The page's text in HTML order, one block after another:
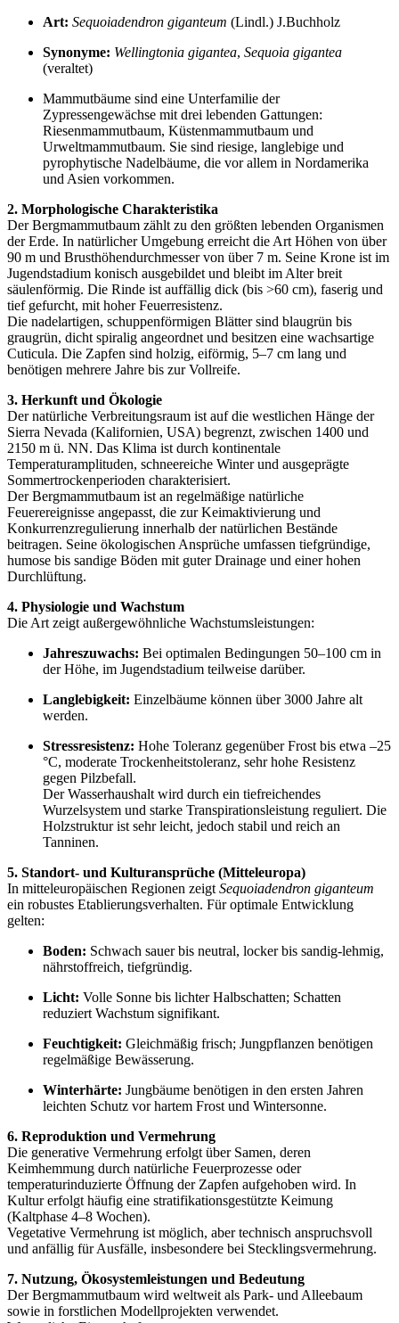
Art: Sequoiadendron giganteum (Lindl.) J.Buchholz
Synonyme: Wellingtonia gigantea, Sequoia gigantea
(veraltet)
Mammutbäume sind eine Unterfamilie der
Zypressengewächse mit drei lebenden Gattungen:
Riesenmammutbaum, Küstenmammutbaum und
Urweltmammutbaum. Sie sind riesige, langlebige und
pyrophytische Nadelbäume, die vor allem in Nordamerika
und Asien vorkommen.
2. Morphologische Charakteristika
Der Bergmammutbaum zählt zu den größten lebenden Organismen
der Erde. In natürlicher Umgebung erreicht die Art Höhen von über
90 m und Brusthöhendurchmesser von über 7 m. Seine Krone ist im
Jugendstadium konisch ausgebildet und bleibt im Alter breit
säulenförmig. Die Rinde ist auffällig dick (bis >60 cm), faserig und
tief gefurcht, mit hoher Feuerresistenz.
Die nadelartigen, schuppenförmigen Blätter sind blaugrün bis
graugrün, dicht spiralig angeordnet und besitzen eine wachsartige
Cuticula. Die Zapfen sind holzig, eiförmig, 5–7 cm lang und
benötigen mehrere Jahre bis zur Vollreife.
3. Herkunft und Ökologie
Der natürliche Verbreitungsraum ist auf die westlichen Hänge der
Sierra Nevada (Kalifornien, USA) begrenzt, zwischen 1400 und
2150 m ü. NN. Das Klima ist durch kontinentale
Temperaturamplituden, schneereiche Winter und ausgeprägte
Sommertrockenperioden charakterisiert.
Der Bergmammutbaum ist an regelmäßige natürliche
Feuerereignisse angepasst, die zur Keimaktivierung und
Konkurrenzregulierung innerhalb der natürlichen Bestände
beitragen. Seine ökologischen Ansprüche umfassen tiefgründige,
humose bis sandige Böden mit guter Drainage und einer hohen
Durchlüftung.
4. Physiologie und Wachstum
Die Art zeigt außergewöhnliche Wachstumsleistungen:
Jahreszuwachs: Bei optimalen Bedingungen 50–100 cm in
der Höhe, im Jugendstadium teilweise darüber.
Langlebigkeit: Einzelbäume können über 3000 Jahre alt
werden.
Stressresistenz: Hohe Toleranz gegenüber Frost bis etwa –25
°C, moderate Trockenheitstoleranz, sehr hohe Resistenz
gegen Pilzbefall.
Der Wasserhaushalt wird durch ein tiefreichendes
Wurzelsystem und starke Transpirationsleistung reguliert. Die
Holzstruktur ist sehr leicht, jedoch stabil und reich an
Tanninen.
5. Standort- und Kulturansprüche (Mitteleuropa)
In mitteleuropäischen Regionen zeigt Sequoiadendron giganteum
ein robustes Etablierungsverhalten. Für optimale Entwicklung
gelten:
Boden: Schwach sauer bis neutral, locker bis sandig-lehmig,
nährstoffreich, tiefgründig.
Licht: Volle Sonne bis lichter Halbschatten; Schatten
reduziert Wachstum signifikant.
Feuchtigkeit: Gleichmäßig frisch; Jungpflanzen benötigen
regelmäßige Bewässerung.
Winterhärte: Jungbäume benötigen in den ersten Jahren
leichten Schutz vor hartem Frost und Wintersonne.
6. Reproduktion und Vermehrung
Die generative Vermehrung erfolgt über Samen, deren
Keimhemmung durch natürliche Feuerprozesse oder
temperaturinduzierte Öffnung der Zapfen aufgehoben wird. In
Kultur erfolgt häufig eine stratifikationsgestützte Keimung
(Kaltphase 4–8 Wochen).
Vegetative Vermehrung ist möglich, aber technisch anspruchsvoll
und anfällig für Ausfälle, insbesondere bei Stecklingsvermehrung.
7. Nutzung, Ökosystemleistungen und Bedeutung
Der Bergmammutbaum wird weltweit als Park- und Alleebaum
sowie in forstlichen Modellprojekten verwendet.